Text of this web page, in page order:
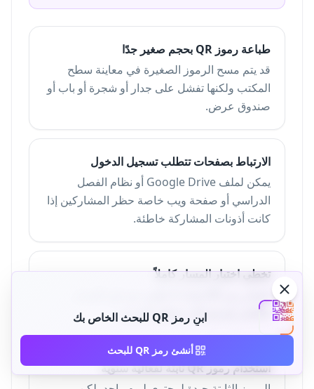
طباعة رموز QR بحجم صغير جدًا
قد يتم مسح الرموز الصغيرة في معاينة سطح
المكتب ولكنها تفشل على جدار أو شجرة أو باب أو
صندوق عرض.
الارتباط بصفحات تتطلب تسجيل الدخول
يمكن لملف Google Drive أو نظام الفصل
الدراسي أو صفحة ويب خاصة حظر المشاركين إذا
كانت أذونات المشاركة خاطئة.
تخطي اختبار المسار كاملاً
الكامل وامسح كل محطة بالترتيب.
استخدام رموز QR ثابتة لفعالية سنوية
ابنِ رمز QR للبحث الخاص بك
أنشئ رمز QR للبحث